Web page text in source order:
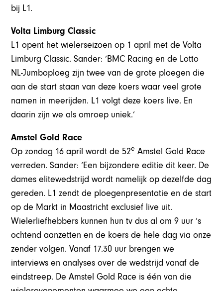
bij L1.
Volta Limburg Classic
L1 opent het wielerseizoen op 1 april met de Volta
Limburg Classic. Sander: ‘BMC Racing en de Lotto
NL-Jumboploeg zijn twee van de grote ploegen die
aan de start staan van deze koers waar veel grote
namen in meerijden. L1 volgt deze koers live. En
daarin zijn we als omroep uniek.’
Amstel Gold Race
Op zondag 16 april wordt de 52e Amstel Gold Race
verreden. Sander: ‘Een bijzondere editie dit keer. De
dames elitewedstrijd wordt namelijk op dezelfde dag
gereden. L1 zendt de ploegenpresentatie en de start
op de Markt in Maastricht exclusief live uit.
Wielerliefhebbers kunnen hun tv dus al om 9 uur ’s
ochtend aanzetten en de koers de hele dag via onze
zender volgen. Vanaf 17.30 uur brengen we
interviews en analyses over de wedstrijd vanaf de
eindstreep. De Amstel Gold Race is één van die